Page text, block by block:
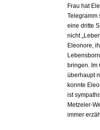
Frau hat
Telegramm
eine dritte
nicht
Eleonore,
bringen. Im
überhaupt
konnte
ist
Metzeler-
immer